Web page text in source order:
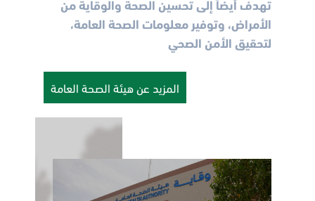
تهدف أيضاً إلى تحسين الصحة والوقاية من
الأمراض، وتوفير معلومات الصحة العامة،
لتحقيق الأمن الصحي
المزيد عن هيئة الصحة العامة